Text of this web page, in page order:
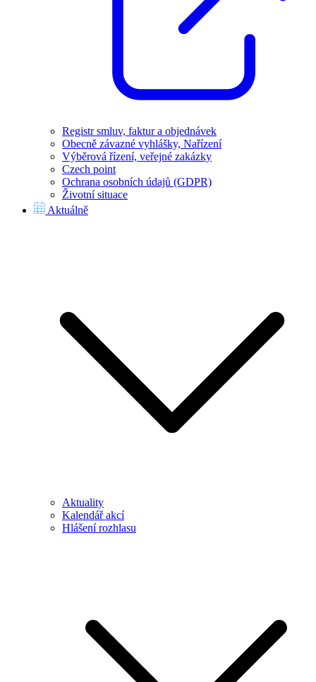
Registr smluv, faktur a objednávek
Obecně závazné vyhlášky, Nařízení
Výběrová řízení, veřejné zakázky
Czech point
Ochrana osobních údajů (GDPR)
Životní situace
Aktuálně
Aktuality
Kalendář akcí
Hlášení rozhlasu